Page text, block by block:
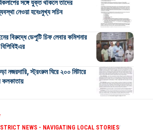
সঙ্গে যুক্ত থাকলে তাদের
নেওয়া হবেঃমুখ্য সচিব
বিরুদ্ধে ডেপুটি চিফ লেবার কমিশনার
নজরদারি, স্ট্রংরুম ঘিরে ২০০ মিটারে
কলকাতায়
NEWS - NAVIGATING LOCAL STORIES